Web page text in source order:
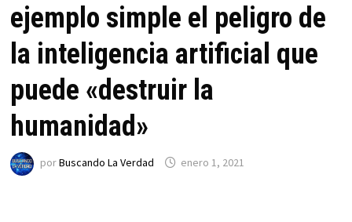
ejemplo simple el peligro de
la inteligencia artificial que
puede «destruir la
humanidad»
porBuscando La Verdad enero 1, 2021